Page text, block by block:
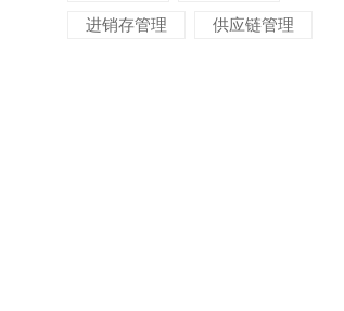
进销存管理
供应链管理